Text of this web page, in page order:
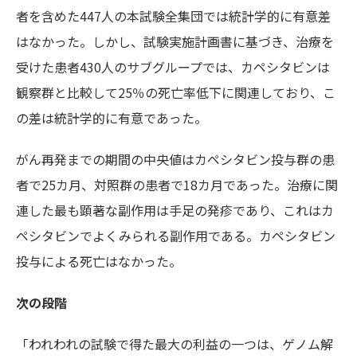
者を含めた447人の本試験全集団では統計学的に有意差
はなかった。しかし、試験実施計画書に基づき、治療を
受けた患者430人のサブグループでは、カペシタビンは
観察群と比較して25％の死亡率低下に関連しており、こ
の差は統計学的に有意であった。
がん再発までの期間の中央値はカペシタビン投与群の患
者で25カ月、対照群の患者で18カ月であった。治療に関
連した最も顕著な副作用は手足の発疹であり、これはカ
ペシタビンでよくみられる副作用である。カペシタビン
投与による死亡はなかった。
次の段階
「われわれの試験で得た最大の利益の一つは、ゲノム解